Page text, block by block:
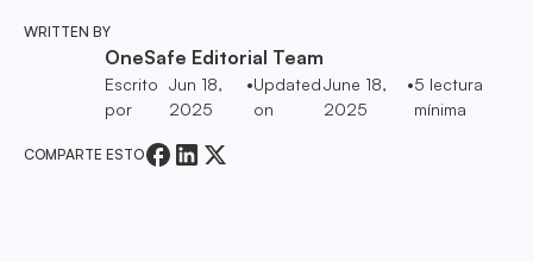
WRITTEN BY
OneSafe Editorial Team
Escrito
por
Jun 18,
2025
•Updated
on
June 18,
2025
•5 lectura
mínima
COMPARTE ESTO